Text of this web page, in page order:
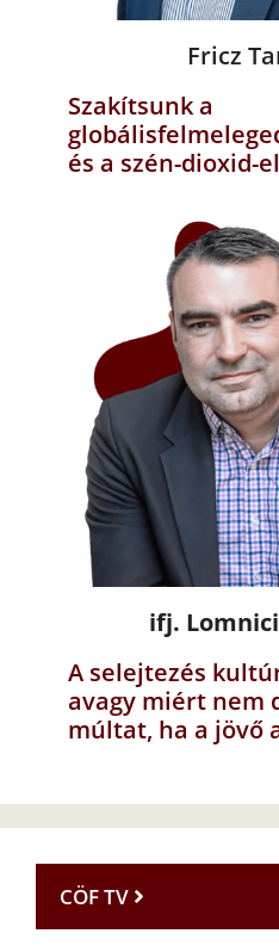
Fricz
Szakítsunk a
és a szén-dioxid-
ifj.
A selejtezés
avagy miért nem
múltat, ha a jövő
CÖF TV